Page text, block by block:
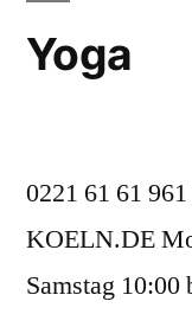
Yoga
0221 61 61
KOELN.DE
Samstag